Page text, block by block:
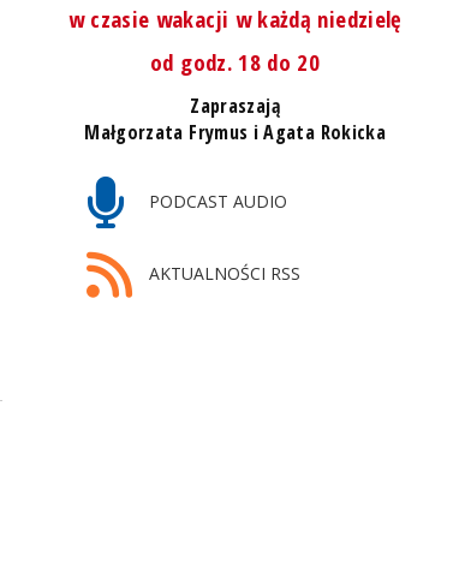
w czasie wakacji w każdą niedzielę
od godz. 18 do 20
Zapraszają
Małgorzata Frymus i Agata Rokicka
PODCAST AUDIO
AKTUALNOŚCI RSS